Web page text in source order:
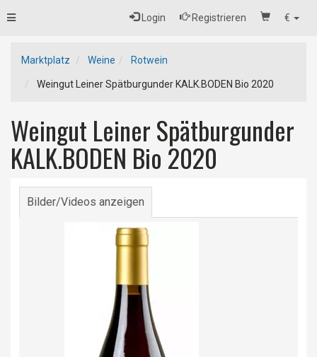
€
Login Registrieren
Toggle
Marktplatz Weine Rotwein
Weingut Leiner Spätburgunder KALK.BODEN Bio 2020
Weingut Leiner Spätburgunder
KALK.BODEN Bio 2020
Bilder/Videos anzeigen